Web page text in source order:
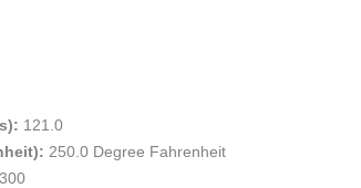
121.0
250.0 Degree Fahrenheit